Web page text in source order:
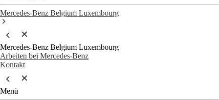
Mercedes-Benz Belgium Luxembourg
Mercedes-Benz Belgium Luxembourg
Arbeiten bei Mercedes-Benz
Kontakt
Menü